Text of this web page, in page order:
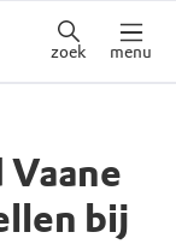
zoek menu
bij